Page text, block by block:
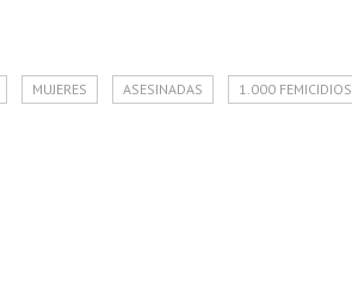
MUJERES ASESINADAS 1.000 FEMICIDIOS